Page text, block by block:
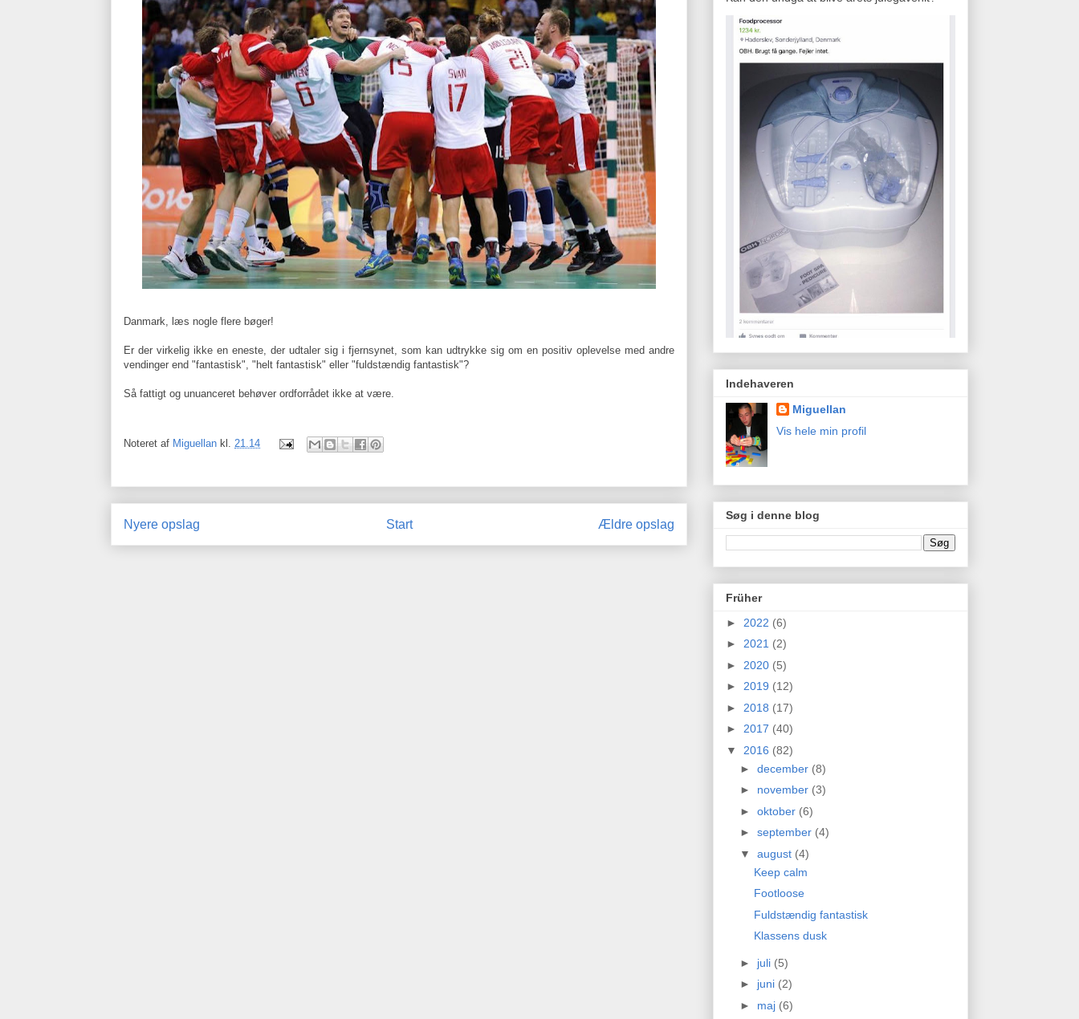
Danmark, læs nogle flere bøger!
Er der virkelig ikke en eneste, der udtaler sig i fjernsynet, som kan udtrykke sig om en positiv oplevelse med andre
vendinger end "fantastisk", "helt fantastisk" eller "fuldstændig fantastisk"?
Så fattigt og unuanceret behøver ordforrådet ikke at være.
Noteret af Miguellan kl. 21.14
Nyere opslag Ældre opslag
Start
Indehaveren
Miguellan
Vis hele min profil
Søg i denne blog
Früher
► 2022 (6)
► 2021 (2)
► 2020 (5)
► 2019 (12)
► 2018 (17)
► 2017 (40)
▼ 2016 (82)
► december (8)
► november (3)
► oktober (6)
► september (4)
▼ august (4)
Keep calm
Footloose
Fuldstændig fantastisk
Klassens dusk
► juli (5)
► juni (2)
► maj (6)